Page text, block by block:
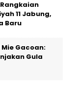
11 Jabung,
Baru
Gacoan:
Gula